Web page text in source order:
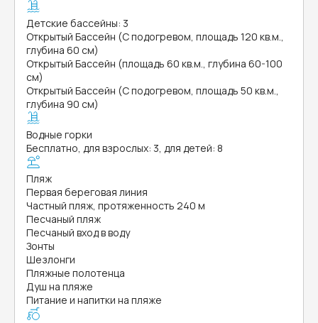
Детские бассейны: 3
Открытый Бассейн (С подогревом, площадь 120 кв.м.,
глубина 60 см)
Открытый Бассейн (площадь 60 кв.м., глубина 60-100
см)
Открытый Бассейн (С подогревом, площадь 50 кв.м.,
глубина 90 см)
Водные горки
Бесплатно, для взрослых: 3, для детей: 8
Пляж
Первая береговая линия
Частный пляж, протяженность 240 м
Песчаный пляж
Песчаный вход в воду
Зонты
Шезлонги
Пляжные полотенца
Душ на пляже
Питание и напитки на пляже